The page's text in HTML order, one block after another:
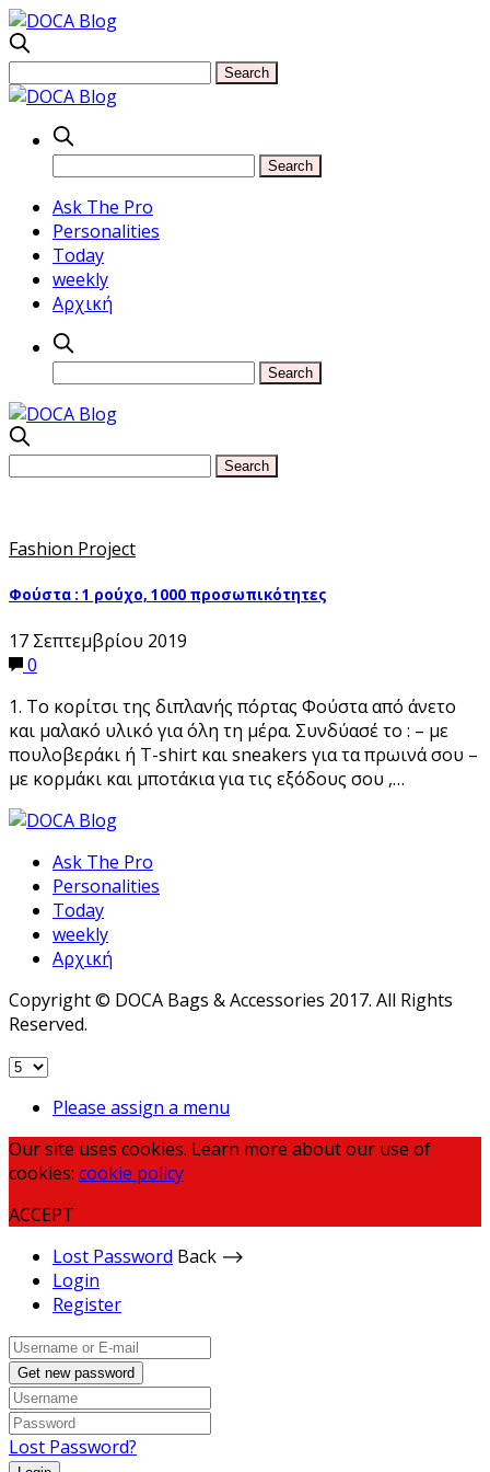
Ask The Pro
Personalities
Today
weekly
Αρχική
Fashion Project
Φούστα : 1 ρούχο, 1000 προσωπικότητες
17 Σεπτεμβρίου 2019
0
1. Το κορίτσι της διπλανής πόρτας Φούστα από άνετο
και μαλακό υλικό για όλη τη μέρα. Συνδύασέ το : – με
πουλοβεράκι ή T-shirt και sneakers για τα πρωινά σου –
με κορμάκι και μποτάκια για τις εξόδους σου ,…
Ask The Pro
Personalities
Today
weekly
Αρχική
Copyright © DOCA Bags & Accessories 2017. All Rights
Reserved.
Please assign a menu
Our site uses cookies. Learn more about our use of
cookies: cookie policy
ACCEPT
Lost Password Back ⟶
Login
Register
Get new password
Lost Password?